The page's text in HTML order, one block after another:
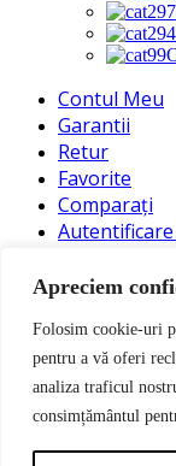
Apreciem
Folosim cookie-uri
pentru a vă oferi
analiza traficul
consimțământul
Contul Meu
Garantii
Retur
Favorite
Comparați
Coș de cumpărături
Închideți
Închideți
Nu aveți încă un
Creați un cont